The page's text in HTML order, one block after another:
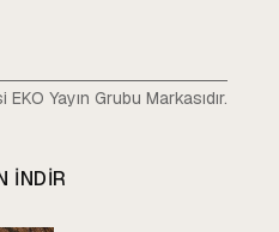
Yayın Grubu Markasıdır.
INDIR